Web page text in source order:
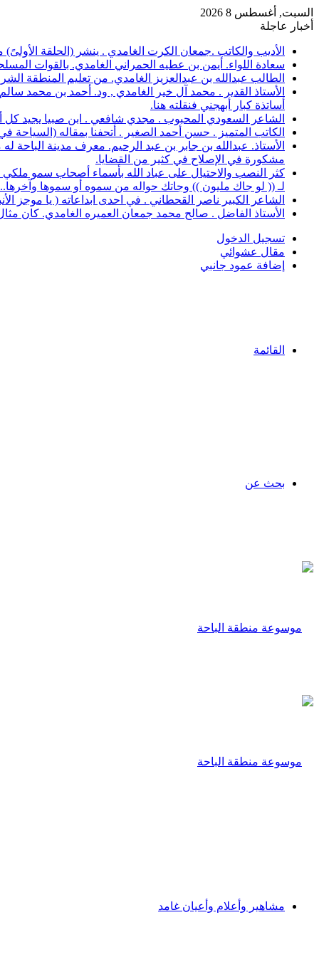
السبت, أغسطس 8 2026
أخبار عاجلة
الأديب والكاتب .جمعان الكرت الغامدي . ينشر (الحلقة
سعادة اللواء. أيمن بن عطيه الحمراني الغامدي. بالقوات
الطالب عبدالله بن عبدالعزيز الغامدي. من تعليم المنطقة الشرقية، حصل
الأستاذ القدير . محمد آل خير الغامدي , ود. أحمد بن محمد
أساتذة كبار أبهجني فنقلته هنا.
الشاعر السعودي المحبوب . مجدي شافعي . ابن صبيا يجيد كل
الكاتب المتميز . حسن أحمد الصغير . أتحفنا بمقاله (السياحة
الأستاذ. عبدالله بن جابر بن عبد الرحيم. معرف مدينة
مشكورة في الإصلاح في كثير من القضايا.
كثر النصب والاحتيال على عباد الله بأسماء أصحاب سمو
لـ (( لو جاك مليون )) وجاتك حواله من سموه أو سموها
الشاعر الكبير ناصر القحطاني . في احدى ابداعاته ( يا موجز
الأستاذ الفاضل . صالح محمد جمعان العميره الغامدي. كان مثال للمعلم
تسجيل الدخول
مقال عشوائي
إضافة عمود جانبي
القائمة
بحث عن
مشاهير وأعلام وأعيان غامد